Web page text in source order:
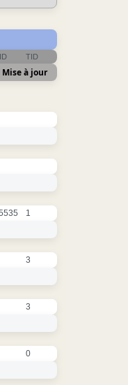
TID
Mise à jour
1
3
3
0